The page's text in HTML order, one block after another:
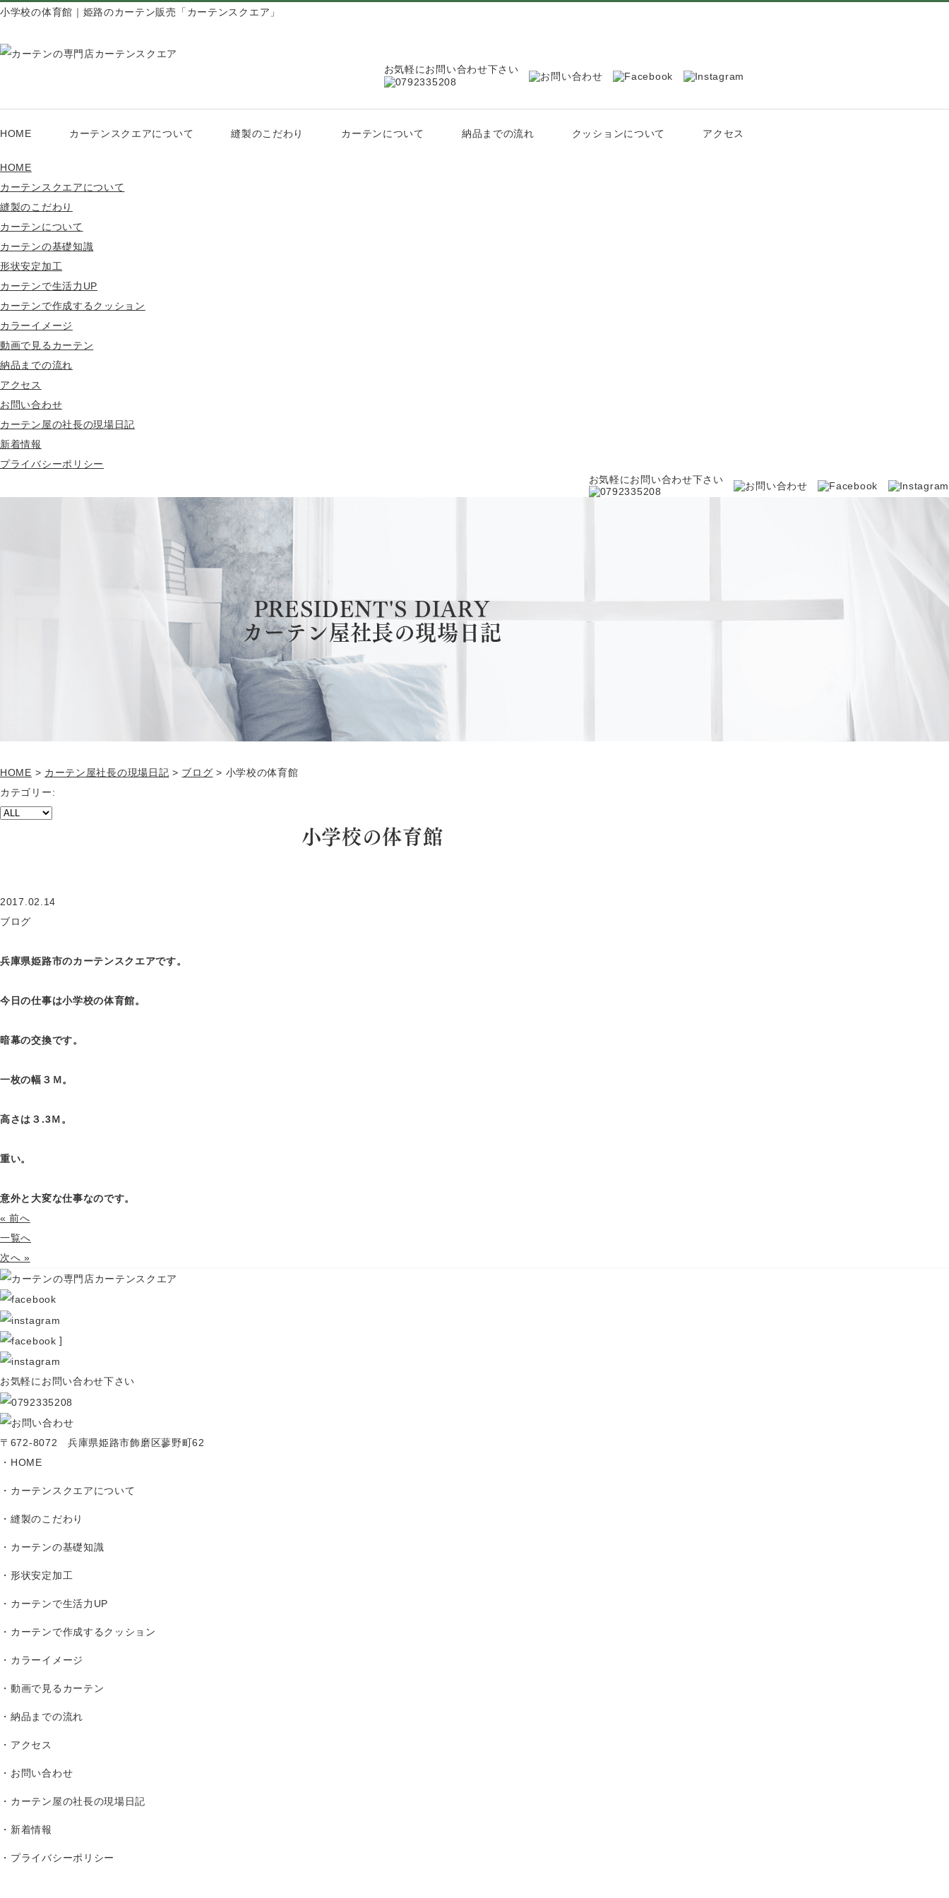
小学校の体育館｜姫路のカーテン販売「カーテンスクエア」
お気軽にお問い合わせ下さい
HOME カーテンスクエアについて 縫製のこだわり カーテンについて 納品までの流れ クッションについて アクセス
HOME
カーテンスクエアについて
縫製のこだわり
カーテンについて
カーテンの基礎知識
形状安定加工
カーテンで生活力UP
カーテンで作成するクッション
カラーイメージ
動画で見るカーテン
納品までの流れ
アクセス
お問い合わせ
カーテン屋の社長の現場日記
新着情報
プライバシーポリシー
お気軽にお問い合わせ下さい
PRESIDENT'S DIARY
カーテン屋社長の現場日記
HOME > カーテン屋社長の現場日記 > ブログ > 小学校の体育館
カテゴリー:
小学校の体育館
2017.02.14
ブログ
兵庫県姫路市のカーテンスクエアです。
今日の仕事は小学校の体育館。
暗幕の交換です。
一枚の幅３Ｍ。
高さは３.3Ｍ。
重い。
意外と大変な仕事なのです。
« 前へ
一覧へ
次へ »
]
お気軽にお問い合わせ下さい
〒672-8072 兵庫県姫路市飾磨区蓼野町62
HOME
カーテンスクエアについて
縫製のこだわり
カーテンの基礎知識
形状安定加工
カーテンで生活力UP
カーテンで作成するクッション
カラーイメージ
動画で見るカーテン
納品までの流れ
アクセス
お問い合わせ
カーテン屋の社長の現場日記
新着情報
プライバシーポリシー